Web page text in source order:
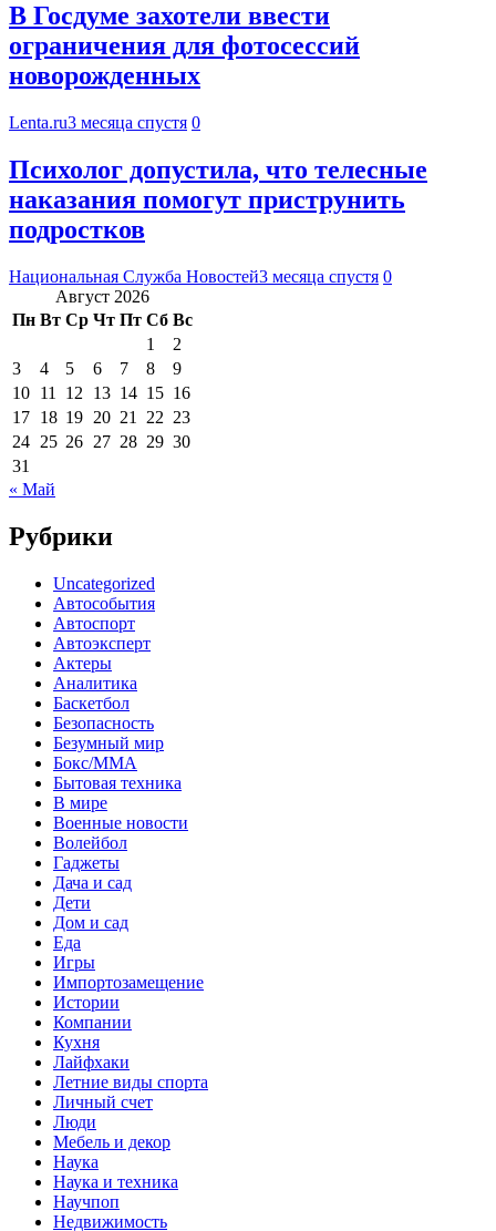
В Госдуме захотели ввести
ограничения для фотосессий
новорожденных
Lenta.ru3 месяца спустя 0
Психолог допустила, что телесные
наказания помогут приструнить
подростков
Национальная Служба Новостей3 месяца спустя 0
Август 2026
Пн Вт Ср Чт Пт Сб Вс
1
2
3
4 5 6 7 8
9
10 11 12 13 14 15 16
17 18 19 20 21 22 23
24 25 26 27 28 29 30
31
« Май
Рубрики
Uncategorized
Автособытия
Автоспорт
Автоэксперт
Актеры
Аналитика
Баскетбол
Безопасность
Безумный мир
Бокс/MMA
Бытовая техника
В мире
Военные новости
Волейбол
Гаджеты
Дача и сад
Дети
Дом и сад
Еда
Игры
Импортозамещение
Истории
Компании
Кухня
Лайфхаки
Летние виды спорта
Личный счет
Люди
Мебель и декор
Наука
Наука и техника
Научпоп
Недвижимость